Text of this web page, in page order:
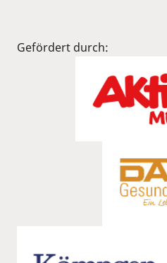
Gefördert durch: